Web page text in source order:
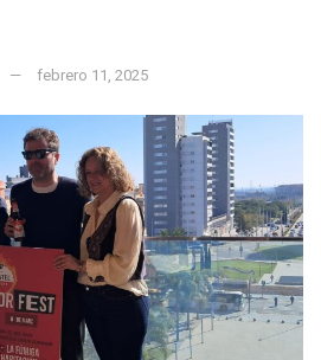
febrero 11, 2025